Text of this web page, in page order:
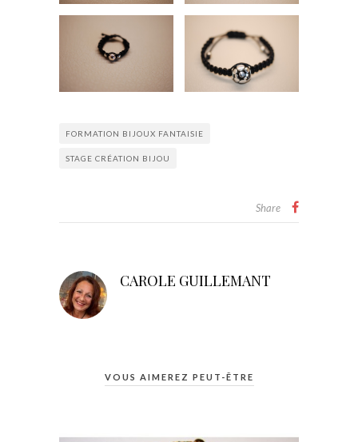
FORMATION BIJOUX FANTAISIE
STAGE CRÉATION BIJOU
Share
CAROLE GUILLEMANT
VOUS AIMEREZ PEUT-ÊTRE